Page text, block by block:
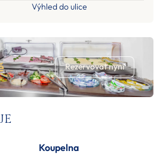
Výhled do ulice
Rezervovat nyní
Koupelna